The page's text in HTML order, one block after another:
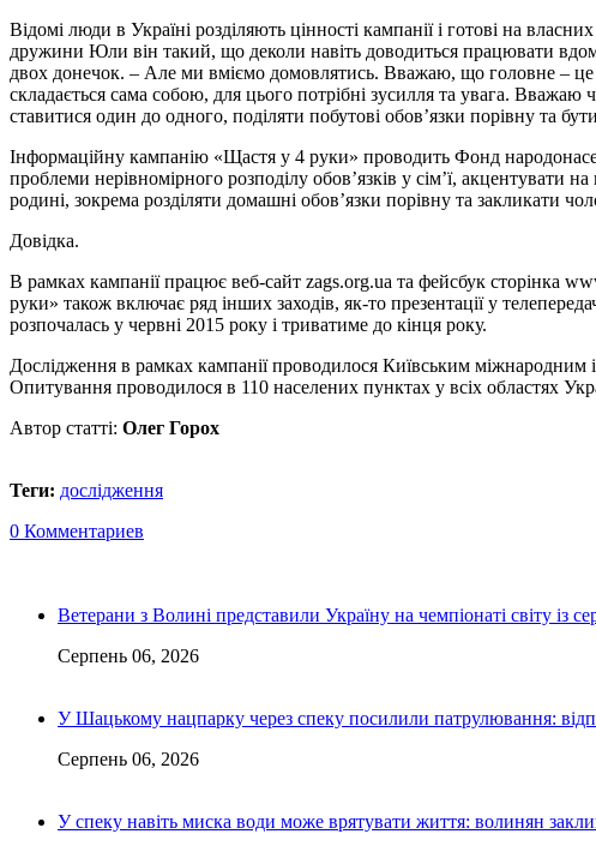
Відомі люди в Україні розділяють цінності кампанії і готові на
дружини Юли він такий, що деколи навіть доводиться працювати
двох донечок. – Але ми вміємо домовлятись. Вважаю, що головне –
складається сама собою, для цього потрібні зусилля та увага.
ставитися один до одного, поділяти побутові обов’язки порівну та
Інформаційну кампанію «Щастя у 4 руки» проводить Фонд
проблеми нерівномірного розподілу обов’язків у сім’ї, акцентувати
родині, зокрема розділяти домашні обов’язки порівну та закликати
Довідка.
В рамках кампанії працює веб-сайт zags.org.ua та фейсбук сторінка
руки» також включає ряд інших заходів, як-то презентації у
розпочалась у червні 2015 року і триватиме до кінця року.
Дослідження в рамках кампанії проводилося Київським міжнародним
Опитування проводилося в 110 населених пунктах у всіх областях
Автор статті: Олег Горох
Теги: дослідження
0 Комментариев
Ветерани з Волині представили Україну на чемпіонаті світу із
Серпень 06, 2026
У Шацькому нацпарку через спеку посилили патрулювання:
Серпень 06, 2026
У спеку навіть миска води може врятувати життя: волинян